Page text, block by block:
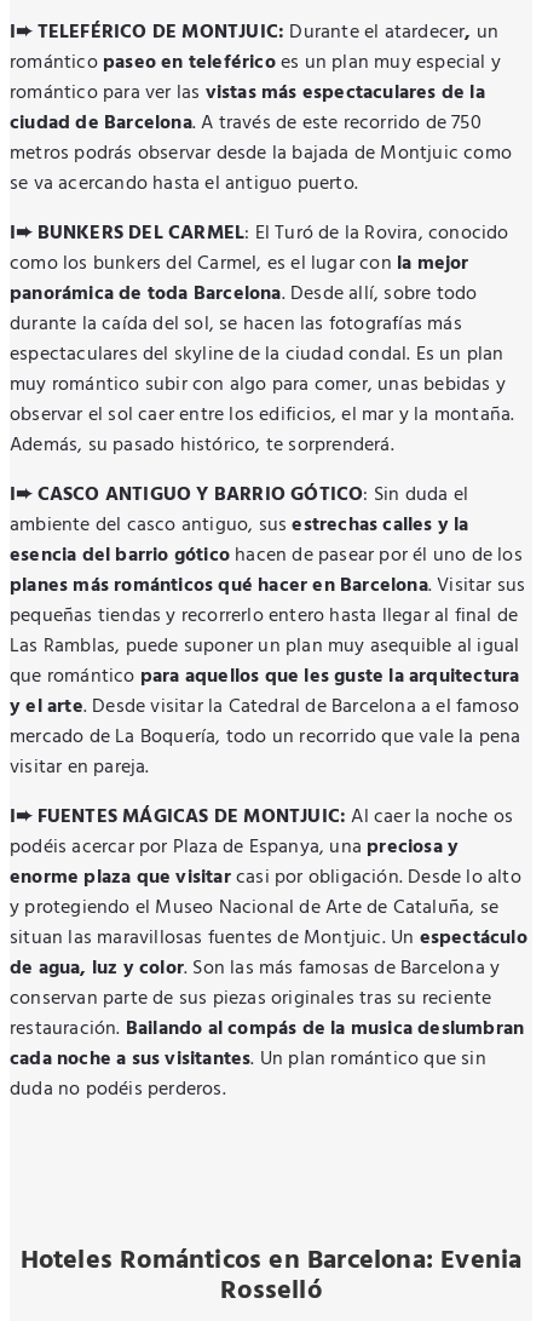
I➨ TELEFÉRICO DE MONTJUIC: Durante el atardecer, un
románticopaseo en teleféricoes un plan muy especial y
romántico para ver las vistas más espectaculares de la
ciudad de Barcelona. A través de este recorrido de 750
metros podrás observar desde la bajada de Montjuic como
se va acercando hasta el antiguo puerto.
I➨ BUNKERS DEL CARMEL: El Turó de la Rovira, conocido
como los bunkers del Carmel, es el lugar con la mejor
panorámica de toda Barcelona. Desde allí, sobre todo
durante la caída del sol, se hacen las fotografías más
espectaculares del skyline de la ciudad condal. Es un plan
muy romántico subir con algo para comer, unas bebidas y
observar el sol caer entre los edificios, el mar y la montaña.
Además, su pasado histórico, te sorprenderá.
I➨ CASCO ANTIGUO Y BARRIO GÓTICO: Sin duda el
ambiente del casco antiguo, susestrechas calles y la
esencia del barrio góticohacen de pasear por él uno de los
planes más románticos qué hacer en Barcelona. Visitar sus
pequeñas tiendas y recorrerlo entero hasta llegar al final de
Las Ramblas, puede suponer un plan muy asequible al igual
que romántico para aquellos que les guste la arquitectura
y el arte. Desde visitar la Catedral de Barcelona a el famoso
mercado de La Boquería, todo un recorrido que vale la pena
visitar en pareja.
I➨ FUENTES MÁGICAS DE MONTJUIC:Al caer la noche os
podéis acercar por Plaza de Espanya, una preciosa y
enorme plaza que visitarcasi por obligación. Desde lo alto
y protegiendo el Museo Nacional de Arte de Cataluña, se
situan las maravillosas fuentes de Montjuic. Un espectáculo
de agua, luz y color. Son las más famosas de Barcelona y
conservan parte de sus piezas originales tras su reciente
restauración. Bailando al compás de la musica deslumbran
cada noche a sus visitantes. Un plan romántico que sin
duda no podéis perderos.
Hoteles Románticos en Barcelona: Evenia
Rosselló